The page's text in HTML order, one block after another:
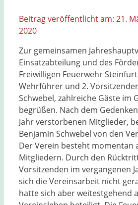
21.
2020
Zur gemeinsamen
Einsatzabteilung und des
Freiwilligen Feuerwehr
Wehrführer und 2.
Schwebel, zahlreiche Gäste im
begrüßen. Nach dem
Jahr verstorbenen Mitglieder,
Benjamin Schwebel von den
Der Verein besteht momentan
Mitgliedern. Durch den
Vorsitzenden im vergangenen
sich die Vereinsarbeit nicht
hatte sich aber weitestgehend